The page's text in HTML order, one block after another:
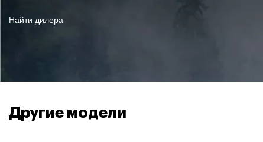
АМОРТИЗАТОРЫ ПЕРЕДНИЕ
Найти дилера
Другие модели